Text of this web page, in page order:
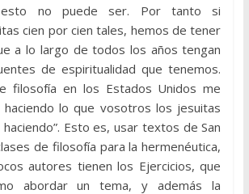
esto no puede ser. Por tanto si
cien por cien tales, hemos de tener
a lo largo de todos los años tengan
de espiritualidad que tenemos.
filosofía en los Estados Unidos me
haciendo lo que vosotros los jesuitas
Esto es, usar textos de San
de filosofía para la hermenéutica,
autores tienen los Ejercicios, que
abordar un tema, y además la